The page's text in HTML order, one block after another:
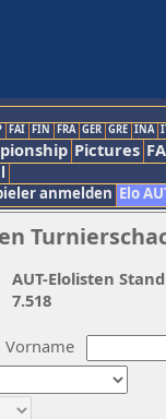
FAI FIN FRA GER GRE INA
Pictures
anmelden Elo
Vorname
AUT-Elolisten
7.518